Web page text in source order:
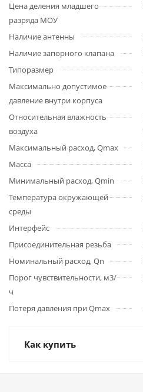
Цена деления младшего
разряда МОУ
Наличие антенны
Наличие запорного клапана
Типоразмер
Максимально допустимое
давление внутри корпуса
Относительная влажность
воздуха
Максимальный расход, Qmax
Масса
Минимальный расход, Qmin
Температура окружающей
среды
Интерфейс
Присоединительная резьба
Номинальный расход, Qn
Порог чувствительности, м3/
ч
Потеря давления при Qmax
Как купить